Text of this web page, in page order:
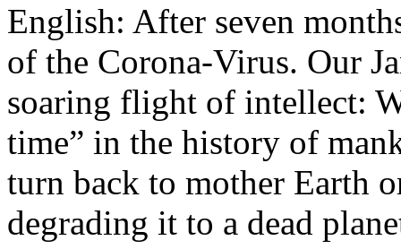
English: After seven
of the Corona-Virus. Our
soaring flight of intellect:
time” in the history of
turn back to mother Earth
degrading it to a dead